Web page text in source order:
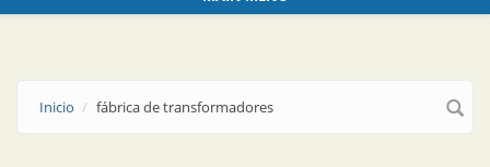
Inicio fábrica de transformadores